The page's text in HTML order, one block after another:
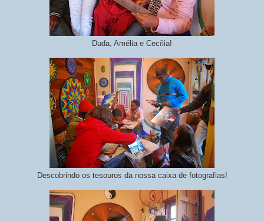
Duda, Amélia e Cecília!
Descobrindo os tesouros da nossa caixa de fotografias!